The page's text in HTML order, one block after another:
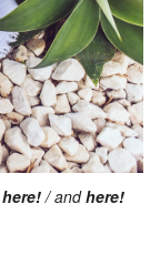
here!/ andhere!